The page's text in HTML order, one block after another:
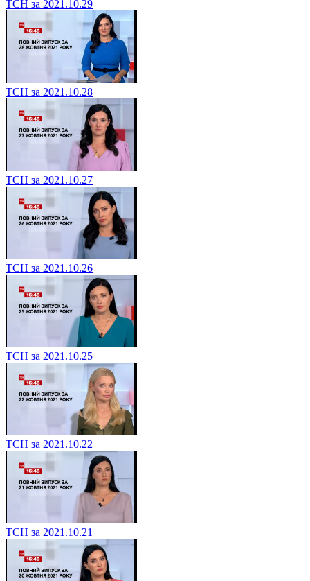
ТСН за 2021.10.29
ТСН за 2021.10.28
ТСН за 2021.10.27
ТСН за 2021.10.26
ТСН за 2021.10.25
ТСН за 2021.10.22
ТСН за 2021.10.21